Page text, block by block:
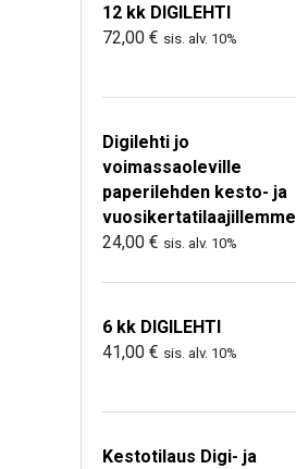
12 kk DIGILEHTI
72,00 € sis. alv. 10%
Digilehti jo
voimassaoleville
paperilehden kesto- ja
vuosikertatilaajillemme
24,00 € sis. alv. 10%
6 kk DIGILEHTI
41,00 € sis. alv. 10%
Kestotilaus Digi- ja